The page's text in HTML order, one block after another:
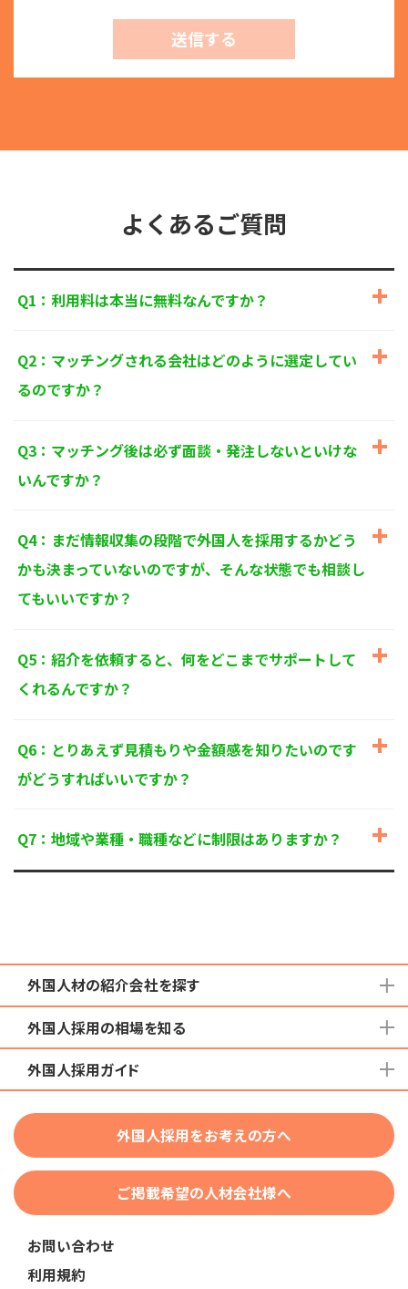
個人情報を利用する際は、本人に明示、通知、また
は公表した利用目的の範囲内に限定し、それに反す
2. 安全対策の実施について
構築し、個人情報への不正アクセス、個人情報の漏
洩、滅失または毀損等の的確な防止とセキュリティの
本人からの苦情および相談があった場合には、適切か
正、削除、または利用もしくは提供の停止等を求めら
れたときは、適法かつ遅滞なく応じます。
に関する法令、国が定める指針およびその他の規範を
TEL：0120-550-580
株式会社 アルフォース･ワン 個人情報保護担当
送信する
よくあるご質問
Q1：利用料は本当に無料なんですか？
Q2：マッチングされる会社はどのように選定してい
るのですか？
Q3：マッチング後は必ず面談・発注しないといけな
いんですか？
Q4：まだ情報収集の段階で外国人を採用するかどう
かも決まっていないのですが、そんな状態でも相談し
てもいいですか？
Q5：紹介を依頼すると、何をどこまでサポートして
くれるんですか？
Q6：とりあえず見積もりや金額感を知りたいのです
がどうすればいいですか？
Q7：地域や業種・職種などに制限はありますか？
外国人材の紹介会社を探す
地域から検索する
国籍から検索する
在留資格から検索する
団体種別から探す
業界・職種から検索する
外国人採用の相場を知る
育成就労外国人の受け入れ相場
技人国・高度人材の受け入れ相場
外国人採用ガイド
特定技能
技術・人文知識・国際業務
外国人採用をお考えの方へ
ご掲載希望の人材会社様へ
お問い合わせ
利用規約